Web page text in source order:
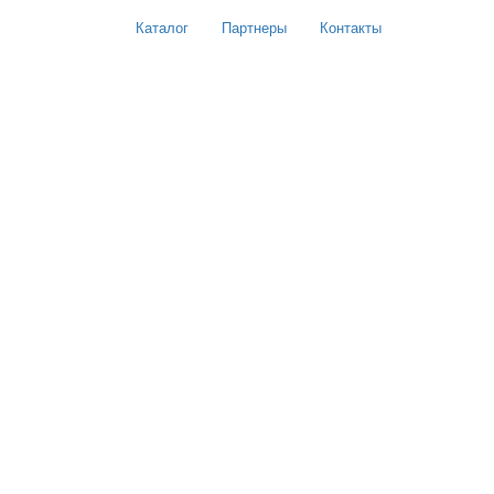
Каталог Партнеры Контакты